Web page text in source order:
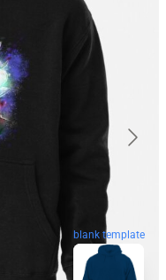
blank template